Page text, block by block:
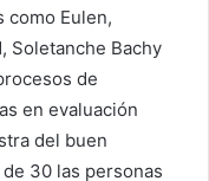
como Eulen,
Soletanche Bachy
de
en evaluación
del buen
30 las personas